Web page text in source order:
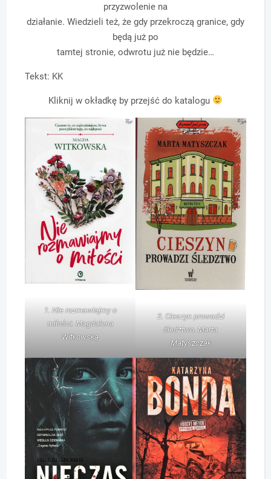
przyzwolenie na
działanie. Wiedzieli też, że gdy przekroczą granice, gdy
będą już po
tamtej stronie, odwrotu już nie będzie…
Tekst: KK
Kliknij w okładkę by przejść do katalogu
1. Nie rozmawiajmy o
miłości. Magdalena
Witkowska
2. Cieszyn prowadzi
śledztwo. Marta
Matyszczak